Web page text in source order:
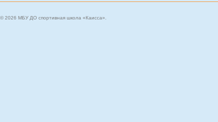
© 2026 МБУ ДО спортивная школа «Каисса».